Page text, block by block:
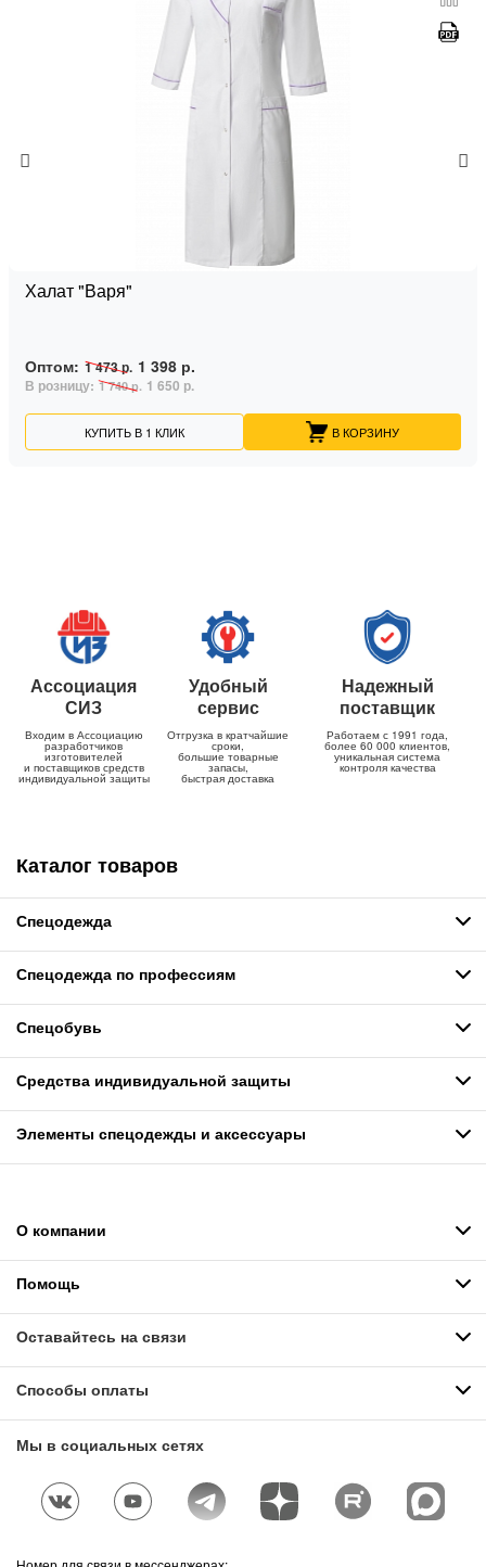
Халат "Варя"
Оптом: 1 473 р. 1 398 р.
В розницу: 1 740 р. 1 650 р.
КУПИТЬ В 1 КЛИК В КОРЗИНУ
Ассоциация
СИЗ
Входим в Ассоциацию
разработчиков
изготовителей
и поставщиков средств
индивидуальной защиты
Удобный
сервис
Отгрузка в кратчайшие
сроки,
большие товарные
запасы,
быстрая доставка
Надежный
поставщик
Работаем с 1991 года,
более 60 000 клиентов,
уникальная система
контроля качества
Каталог товаров
Спецодежда
Спецодежда по профессиям
Спецобувь
Средства индивидуальной защиты
Элементы спецодежды и аксессуары
О компании
Помощь
Оставайтесь на связи
Способы оплаты
Мы в социальных сетях